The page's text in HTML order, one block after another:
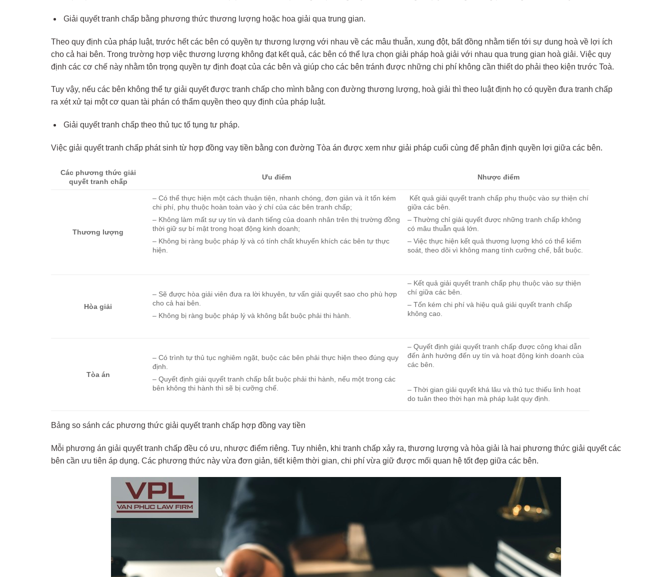
Giải quyết tranh chấp bằng phương thức thương lượng hoặc hoa giải qua trung gian.
Theo quy định của pháp luật, trước hết các bên có quyền tự thương lượng với nhau về các mâu thuẫn, xung đột, bất đồng nhằm tiến tới sự dung hoà về lợi ích
cho cả hai bên. Trong trường hợp việc thương lượng không đạt kết quả, các bên có thể lựa chọn giải pháp hoà giải với nhau qua trung gian hoà giải. Việc quy
định các cơ chế này nhằm tôn trọng quyền tự định đoạt của các bên và giúp cho các bên tránh được những chi phí không cần thiết do phải theo kiện trước Toà.
Tuy vậy, nếu các bên không thể tự giải quyết được tranh chấp cho mình bằng con đường thương lượng, hoà giải thì theo luật định họ có quyền đưa tranh chấp
ra xét xử tại một cơ quan tài phán có thẩm quyền theo quy định của pháp luật.
Giải quyết tranh chấp theo thủ tục tố tụng tư pháp.
Việc giải quyết tranh chấp phát sinh từ hợp đồng vay tiền bằng con đường Tòa án được xem như giải pháp cuối cùng để phân định quyền lợi giữa các bên.
Các phương thức giải
quyết tranh chấp
Ưu điểm Nhược điểm
Thương lượng
– Có thể thực hiện một cách thuận tiện, nhanh chóng, đơn giản và ít tốn kém
chi phí, phụ thuộc hoàn toàn vào ý chí của các bên tranh chấp;
– Không làm mất sự uy tín và danh tiếng của doanh nhân trên thị trường đồng
thời giữ sự bí mật trong hoạt động kinh doanh;
– Không bị ràng buộc pháp lý và có tính chất khuyến khích các bên tự thực
hiện.
Kết quả giải quyết tranh chấp phụ thuộc vào sự thiện chí
giữa các bên.
– Thường chỉ giải quyết được những tranh chấp không
có mâu thuẫn quá lớn.
– Việc thực hiện kết quả thương lượng khó có thể kiểm
soát, theo dõi vì không mang tính cưỡng chế, bắt buộc.
Hòa giải
– Sẽ được hòa giải viên đưa ra lời khuyên, tư vấn giải quyết sao cho phù hợp
cho cả hai bên.
– Không bị ràng buộc pháp lý và không bắt buộc phải thi hành.
– Kết quả giải quyết tranh chấp phụ thuộc vào sự thiện
chí giữa các bên.
– Tốn kém chi phí và hiệu quả giải quyết tranh chấp
không cao.
Tòa án
– Có trình tự thủ tục nghiêm ngặt, buộc các bên phải thực hiện theo đúng quy
định.
– Quyết định giải quyết tranh chấp bắt buộc phải thi hành, nếu một trong các
bên không thi hành thì sẽ bị cưỡng chế.
– Quyết định giải quyết tranh chấp được công khai dẫn
đến ảnh hưởng đến uy tín và hoạt động kinh doanh của
các bên.
– Thời gian giải quyết khá lâu và thủ tục thiếu linh hoạt
do tuân theo thời hạn mà pháp luật quy định.
Bảng so sánh các phương thức giải quyết tranh chấp hợp đồng vay tiền
Mỗi phương án giải quyết tranh chấp đều có ưu, nhược điểm riêng. Tuy nhiên, khi tranh chấp xảy ra, thương lượng và hòa giải là hai phương thức giải quyết các
bên cần ưu tiên áp dụng. Các phương thức này vừa đơn giản, tiết kiệm thời gian, chi phí vừa giữ được mối quan hệ tốt đẹp giữa các bên.